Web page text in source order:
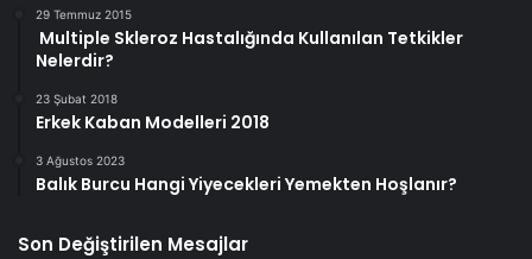
29 Temmuz 2015
Multiple Skleroz Hastalığında Kullanılan Tetkikler
Nelerdir?
23 Şubat 2018
Erkek Kaban Modelleri 2018
3 Ağustos 2023
Balık Burcu Hangi Yiyecekleri Yemekten Hoşlanır?
Son Değiştirilen Mesajlar